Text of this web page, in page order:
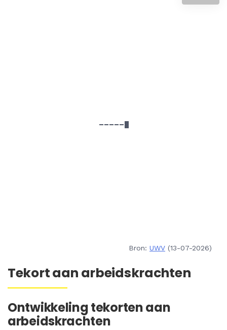
Bron: UWV (13-07-2026)
Tekort aan arbeidskrachten
Ontwikkeling tekorten aan
arbeidskrachten